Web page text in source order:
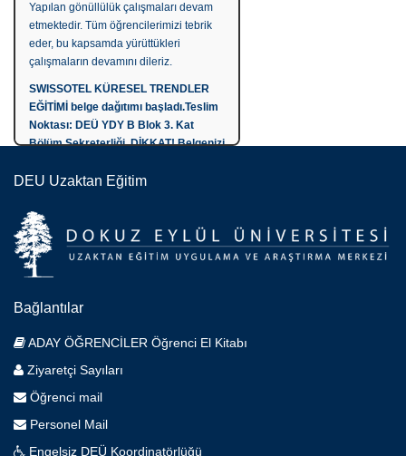
Yapılan gönüllülük çalışmaları devam
etmektedir. Tüm öğrencilerimizi tebrik
eder, bu kapsamda yürüttükleri
çalışmaların devamını dileriz.
SWISSOTEL KÜRESEL TRENDLER
EĞİTİMİ belge dağıtımı başladı.Teslim
Noktası: DEÜ YDY B Blok 3. Kat
Bölüm Sekreterliği. DİKKAT! Belgenizi
karşılığı alabilirsiniz. BU EĞİTİM BİR
KOORDİNATÖRLÜĞÜ FAALİYETİDİR
Öğrencimiz, Ozan ÇELİK “Anadolu’da
Bahar” adlı tabağıyla Üniversite
Düzeyi Restoran Tatlı Kategorisinde
Kendisini tebirk ediyoruz.
Lider Öğrenci Koordinatörlüğümüz
gerçekleştirdi. Lider Öğrenciler
Koordinatörü Daria Sysoeva bahar
DEU Uzaktan Eğitim
Bağlantılar
ADAY ÖĞRENCİLER Öğrenci El Kitabı
Ziyaretçi Sayıları
Öğrenci mail
Personel Mail
Engelsiz DEÜ Koordinatörlüğü